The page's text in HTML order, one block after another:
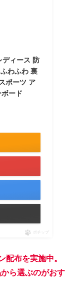
ィース 防
わふわ 裏
ポーツ ア
ード
ポチップ
配布を実施中。
ら選ぶのがおす